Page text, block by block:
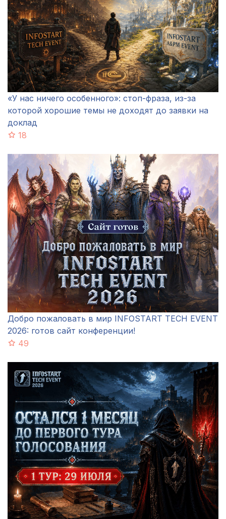
«У нас ничего особенного»: стоп-фраза, из-за
которой хорошие темы не доходят до заявки на
доклад
18
Добро пожаловать в мир INFOSTART TECH EVENT
2026: готов сайт конференции!
49